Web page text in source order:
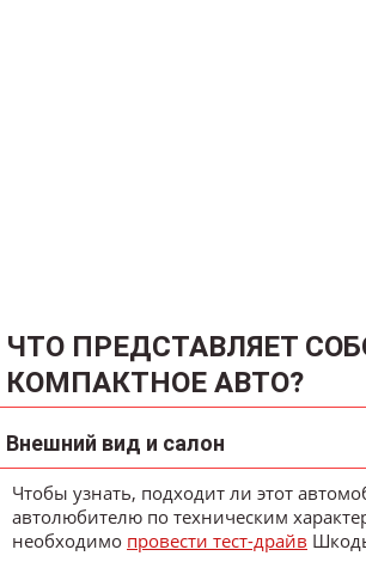
ЧТО ПРЕДСТАВЛЯЕТ
КОМПАКТНОЕ АВТО?
Внешний вид и салон
Чтобы узнать, подходит ли этот
автолюбителю по техническим
необходимо провести тест-драйв